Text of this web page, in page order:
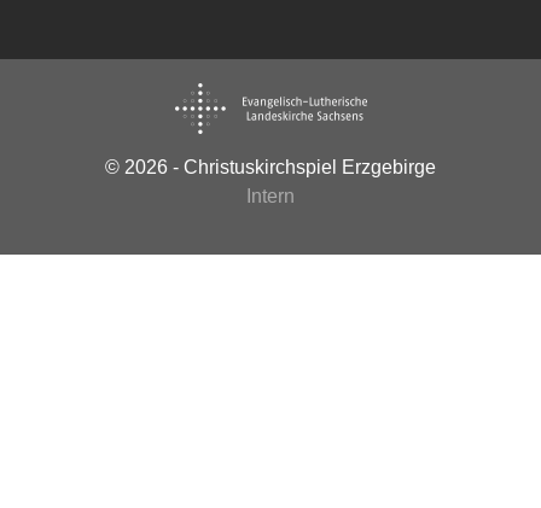
© 2026 - Christuskirchspiel Erzgebirge
Intern